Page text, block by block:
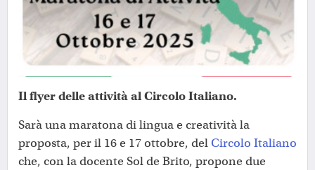
Il flyer delle attività al Circolo Italiano.
Sarà una maratona di lingua e creatività la
proposta, per il 16 e 17 ottobre, del Circolo Italiano
che, con la docente Sol de Brito, propone due